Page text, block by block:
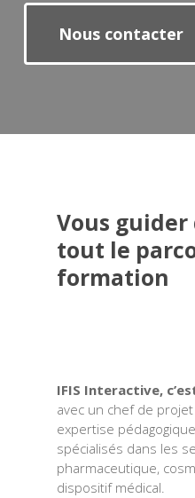
Nous contacter
Vous
tout le
formation
IFIS Interactive,
avec un chef de
expertise
spécialisés dans les
pharmaceutique,
dispositif médical.